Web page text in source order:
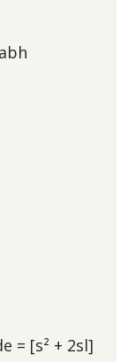
= [s² + 2sl]